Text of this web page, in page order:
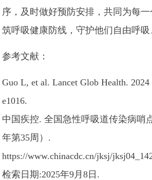
序，及时做好预防安排，共同为每
筑呼吸健康防线，守护他们自由呼吸
参考文献：
Guo L, et al. Lancet Glob Health. 2024
e1016.
中国疾控. 全国急性呼吸道传染病哨
年第35周）.
https://www.chinacdc.cn/jksj/
检索日期:2025年9月8日.